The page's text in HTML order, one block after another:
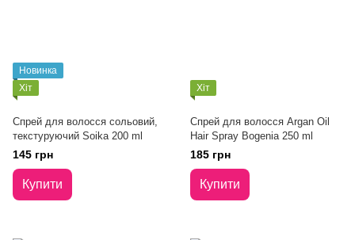
Новинка
Хіт
Спрей для волосся сольовий,
текстуруючий Soika 200 ml
145 грн
Купити
Хіт
Спрей для волосся Argan Oil
Hair Spray Bogenia 250 ml
185 грн
Купити